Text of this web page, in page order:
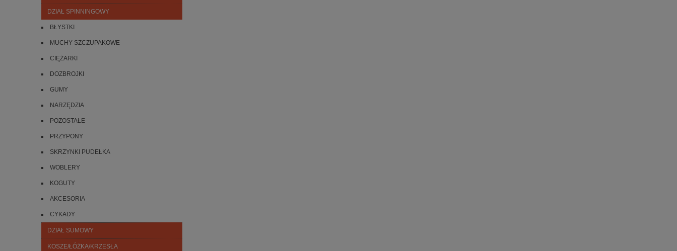
DZIAŁ SPINNINGOWY
BŁYSTKI
MUCHY SZCZUPAKOWE
CIĘŻARKI
DOZBROJKI
GUMY
NARZĘDZIA
POZOSTAŁE
PRZYPONY
SKRZYNKI PUDEŁKA
WOBLERY
KOGUTY
AKCESORIA
CYKADY
DZIAŁ SUMOWY
KOSZE/ŁÓŻKA/KRZESŁA